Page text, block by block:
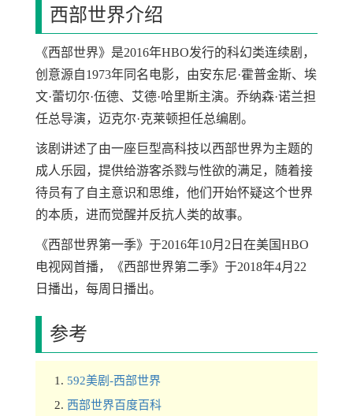
西部世界介绍
《西部世界》是2016年HBO发行的科幻类连续剧，
创意源自1973年同名电影，由安东尼·霍普金斯、埃
文·蕾切尔·伍德、艾德·哈里斯主演。乔纳森·诺兰担
任总导演，迈克尔·克莱顿担任总编剧。
该剧讲述了由一座巨型高科技以西部世界为主题的
成人乐园，提供给游客杀戮与性欲的满足，随着接
待员有了自主意识和思维，他们开始怀疑这个世界
的本质，进而觉醒并反抗人类的故事。
《西部世界第一季》于2016年10月2日在美国HBO
电视网首播，《西部世界第二季》于2018年4月22
日播出，每周日播出。
参考
592美剧-西部世界
西部世界百度百科